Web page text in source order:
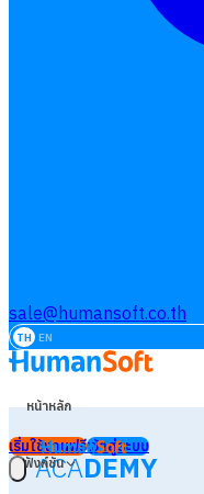
sale@humansoft.co.th
TH EN
หน้าหลัก
ฟังก์ชัน
เริ่มใช้งานฟรีเข้าสู่ระบบ
ACADEMY